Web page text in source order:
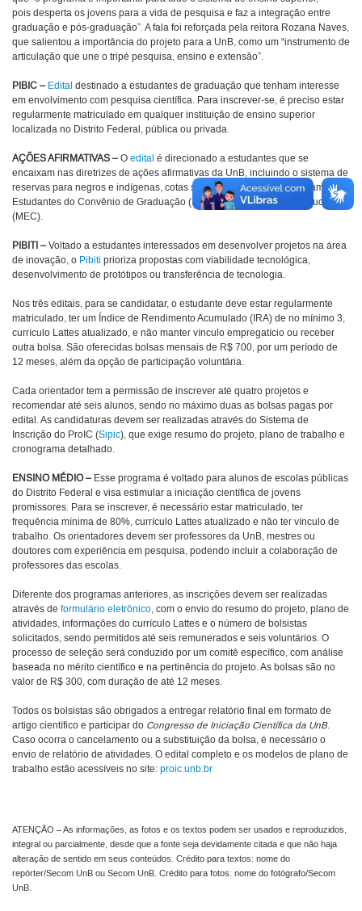
pois desperta os jovens para a vida de pesquisa e faz a integração entre
graduação e pós-graduação”. A fala foi reforçada pela reitora Rozana Naves,
que salientou a importância do projeto para a UnB, como um “instrumento de
articulação que une o tripé pesquisa, ensino e extensão”.
PIBIC – Edital destinado a estudantes de graduação que tenham interesse
em envolvimento com pesquisa científica. Para inscrever-se, é preciso estar
regularmente matriculado em qualquer instituição de ensino superior
localizada no Distrito Federal, pública ou privada.
AÇÕES AFIRMATIVAS –O edital é direcionado a estudantes que se
encaixam nas diretrizes de ações afirmativas da UnB, incluindo o sistema de
reservas para negros e indígenas, cotas sociais ou através do Programa de
Estudantes do Convênio de Graduação (PEC-G) do Ministério da Educação
(MEC).
PIBITI –Voltado a estudantes interessados em desenvolver projetos na área
de inovação, o Pibiti prioriza propostas com viabilidade tecnológica,
desenvolvimento de protótipos ou transferência de tecnologia.
Nos três editais, para se candidatar, o estudante deve estar regularmente
matriculado, ter um Índice de Rendimento Acumulado (IRA) de no mínimo 3,
currículo Lattes atualizado, e não manter vínculo empregatício ou receber
outra bolsa. São oferecidas bolsas mensais de R$ 700, por um período de
12 meses, além da opção de participação voluntária.
Cada orientador tem a permissão de inscrever até quatro projetos e
recomendar até seis alunos, sendo no máximo duas as bolsas pagas por
edital. As candidaturas devem ser realizadas através do Sistema de
Inscrição do ProIC (Sipic), que exige resumo do projeto, plano de trabalho e
cronograma detalhado.
ENSINO MÉDIO –Esse programa é voltado para alunos de escolas públicas
do Distrito Federal e visa estimular a iniciação científica de jovens
promissores. Para se inscrever, é necessário estar matriculado, ter
frequência mínima de 80%, currículo Lattes atualizado e não ter vínculo de
trabalho. Os orientadores devem ser professores da UnB, mestres ou
doutores com experiência em pesquisa, podendo incluir a colaboração de
professores das escolas.
Diferente dos programas anteriores, as inscrições devem ser realizadas
através de formulário eletrônico, com o envio do resumo do projeto, plano de
atividades, informações do currículo Lattes e o número de bolsistas
solicitados, sendo permitidos até seis remunerados e seis voluntários. O
processo de seleção será conduzido por um comitê específico, com análise
baseada no mérito científico e na pertinência do projeto. As bolsas são no
valor de R$ 300, com duração de até 12 meses.
Todos os bolsistas são obrigados a entregar relatório final em formato de
artigo científico e participar do Congresso de Iniciação Científica da UnB.
Caso ocorra o cancelamento ou a substituição da bolsa, é necessário o
envio de relatório de atividades. O edital completo e os modelos de plano de
trabalho estão acessíveis no site: proic.unb.br.
ATENÇÃO – As informações, as fotos e os textos podem ser usados e reproduzidos,
integral ou parcialmente, desde que a fonte seja devidamente citada e que não haja
alteração de sentido em seus conteúdos. Crédito para textos: nome do
repórter/Secom UnB ou Secom UnB. Crédito para fotos: nome do fotógrafo/Secom
UnB.